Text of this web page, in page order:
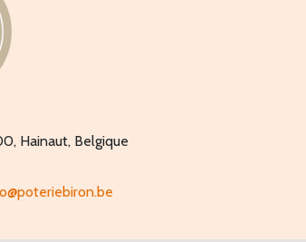
Hainaut, Belgique